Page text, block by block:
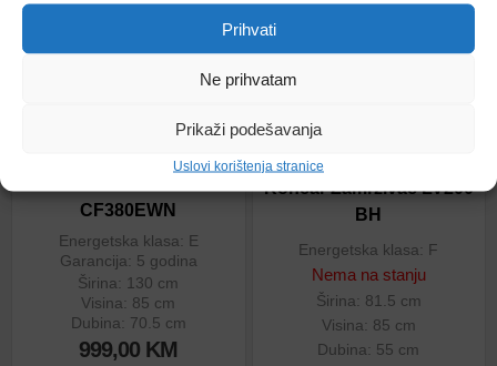
Prihvati
Ne prihvatam
Prikaži podešavanja
Uslovi korištenja stranice
CF380EWN
Energetska klasa: E
Garancija: 5 godina
Širina: 130 cm
Visina: 85 cm
Dubina: 70.5 cm
999,00 KM
Končar Zamrzivač LV200
BH
Energetska klasa: F
Nema na stanju
Širina: 81.5 cm
Visina: 85 cm
Dubina: 55 cm